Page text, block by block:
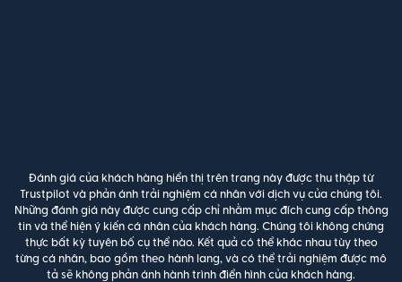
Đánh giá của khách hàng hiển thị trên trang này được thu thập từ
Trustpilot và phản ánh trải nghiệm cá nhân với dịch vụ của chúng tôi.
Những đánh giá này được cung cấp chỉ nhằm mục đích cung cấp thông
tin và thể hiện ý kiến cá nhân của khách hàng. Chúng tôi không chứng
thực bất kỳ tuyên bố cụ thể nào. Kết quả có thể khác nhau tùy theo
từng cá nhân, bao gồm theo hành lang, và có thể trải nghiệm được mô
tả sẽ không phản ánh hành trình điển hình của khách hàng.